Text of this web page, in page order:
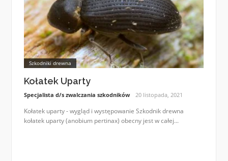
Szkodniki drewna
Kołatek Uparty
Specjalista d/s zwalczania szkodników 20 listopada, 2021
Kołatek uparty - wygląd i występowanie Szkodnik drewna
kołatek uparty (anobium pertinax) obecny jest w całej...